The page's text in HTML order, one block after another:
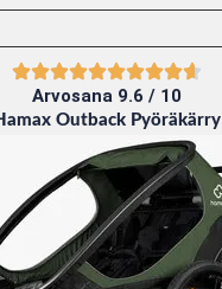
Arvosana 9.6 / 10
Outback Pyöräkärry